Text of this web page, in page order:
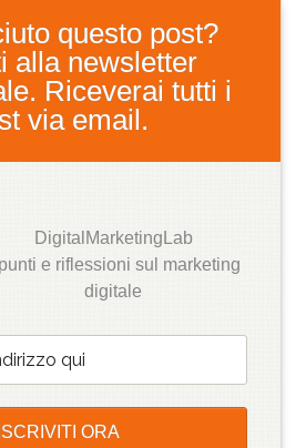
questo post?
alla newsletter
Riceverai tutti i
via email.
DigitalMarketingLab
e riflessioni sul marketing
digitale